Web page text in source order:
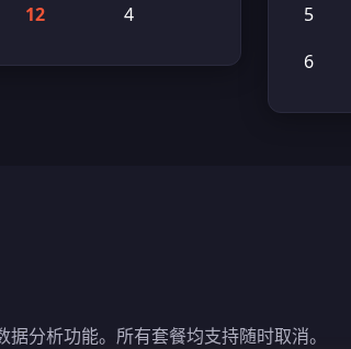
12 4
5
6
分析功能。所有套餐均支持随时取消。